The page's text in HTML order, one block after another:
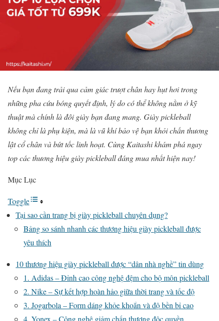
Nếu bạn đang trải qua cảm giác trượt chân hay hụt hơi trong
những pha cứu bóng quyết định, lý do có thể không nằm ở kỹ
thuật mà chính là đôi giày bạn đang mang. Giày pickleball
không chỉ là phụ kiện, mà là vũ khí bảo vệ bạn khỏi chấn thương
lật cổ chân và bứt tốc linh hoạt. Cùng Kaitashi khám phá ngay
top các thương hiệu giày pickleball đáng mua nhất hiện nay!
Mục Lục
Toggle
Tại sao cần trang bị giày pickleball chuyên dụng?
Bảng so sánh nhanh các thương hiệu giày pickleball được
yêu thích
10 thương hiệu giày pickleball được “dân nhà nghề” tin dùng
1. Adidas – Đỉnh cao công nghệ đệm cho bộ môn pickleball
2. Nike – Sự kết hợp hoàn hảo giữa thời trang và tốc độ
3. Jogarbola – Form dáng khỏe khoắn và độ bền bỉ cao